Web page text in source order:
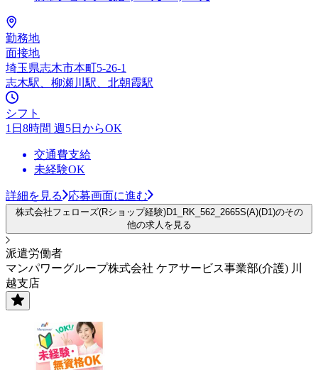
勤務地
面接地
埼玉県志木市本町5-26-1
志木駅、柳瀬川駅、北朝霞駅
シフト
1日8時間 週5日からOK
交通費支給
未経験OK
詳細を見る 応募画面に進む
株式会社フェローズ(Rショップ経験)D1_RK_562_2665S(A)(D1)のその
他の求人を見る
派遣労働者
マンパワーグループ株式会社 ケアサービス事業部(介護) 川
越支店